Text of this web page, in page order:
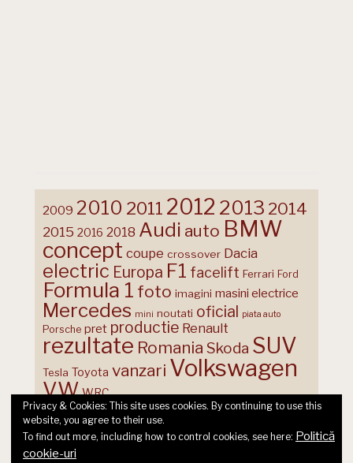
2009 2010 2011 2012 2013 2014
2015 2016 2018 Audi auto BMW
concept coupe crossover Dacia
electric Europa F1 facelift Ferrari Ford
Formula 1 foto imagini masini electrice
Mercedes mini noutati oficial piata auto
Porsche pret productie Renault
rezultate Romania Skoda SUV
Tesla Toyota vanzari Volkswagen
VW WRC
Privacy & Cookies: This site uses cookies. By continuing to use this
website, you agree to their use.
To find out more, including how to control cookies, see here: Politică
cookie-uri